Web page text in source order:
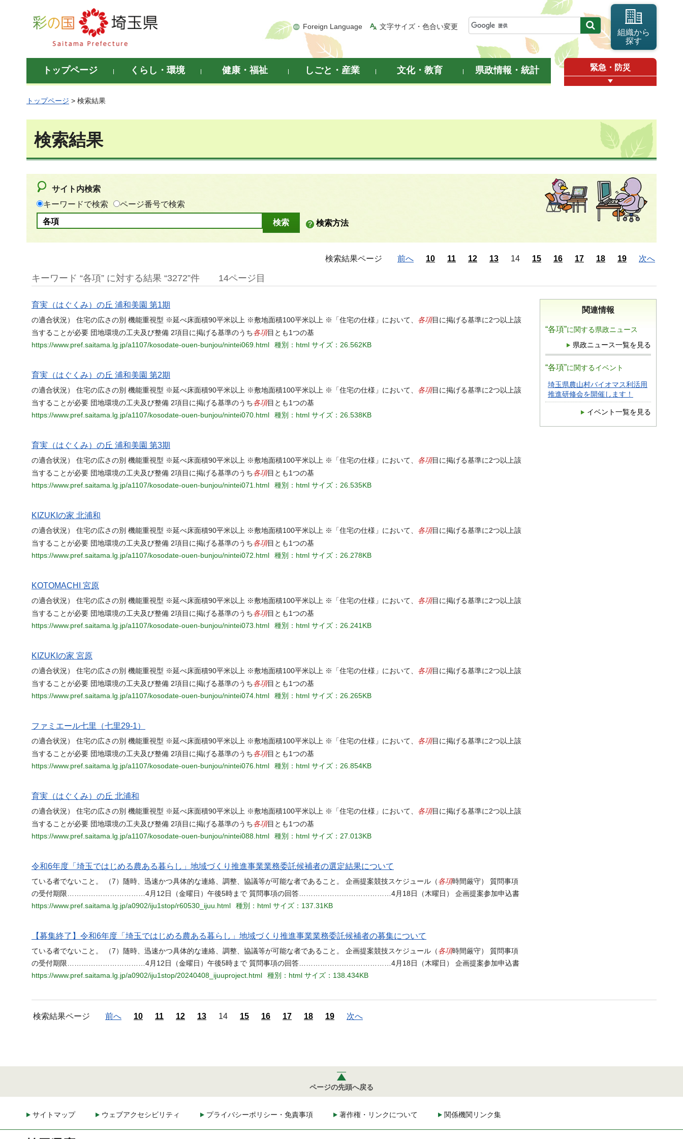
彩の国 埼玉県
Foreign Language 文字サイズ・色合い変更
組織から
探す
トップページ くらし・環境 健康・福祉 しごと・産業 文化・教育 県政情報・統計 緊急・防災
トップページ > 検索結果
検索結果
サイト内検索
キーワードで検索
ページ番号で検索
検索方法
検索結果ページ 前へ 10 11 12 13 14 15 16 17 18 19 次へ
キーワード “各項” に対する結果 “3272”件 14ページ目
関連情報
“各項”に関する県政ニュース
県政ニュース一覧を見る
“各項”に関するイベント
埼玉県農山村バイオマス利活用
推進研修会を開催します！
イベント一覧を見る
育実（はぐくみ）の丘 浦和美園 第1期
の適合状況） 住宅の広さの別 機能重視型 ※延べ床面積90平米以上 ※敷地面積100平米以上 ※「住宅の仕様」において、 各項目に掲げる基準に2つ以上該
当することが必要 団地環境の工夫及び整備 2項目に掲げる基準のうち各項目とも1つの基
https://www.pref.saitama.lg.jp/a1107/kosodate-ouen-bunjou/nintei069.html
種別：html サイズ：26.562KB
育実（はぐくみ）の丘 浦和美園 第2期
の適合状況） 住宅の広さの別 機能重視型 ※延べ床面積90平米以上 ※敷地面積100平米以上 ※「住宅の仕様」において、 各項目に掲げる基準に2つ以上該
当することが必要 団地環境の工夫及び整備 2項目に掲げる基準のうち各項目とも1つの基
https://www.pref.saitama.lg.jp/a1107/kosodate-ouen-bunjou/nintei070.html
種別：html サイズ：26.538KB
育実（はぐくみ）の丘 浦和美園 第3期
の適合状況） 住宅の広さの別 機能重視型 ※延べ床面積90平米以上 ※敷地面積100平米以上 ※「住宅の仕様」において、 各項目に掲げる基準に2つ以上該
当することが必要 団地環境の工夫及び整備 2項目に掲げる基準のうち各項目とも1つの基
https://www.pref.saitama.lg.jp/a1107/kosodate-ouen-bunjou/nintei071.html
種別：html サイズ：26.535KB
KIZUKIの家 北浦和
の適合状況） 住宅の広さの別 機能重視型 ※延べ床面積90平米以上 ※敷地面積100平米以上 ※「住宅の仕様」において、 各項目に掲げる基準に2つ以上該
当することが必要 団地環境の工夫及び整備 2項目に掲げる基準のうち各項目とも1つの基
https://www.pref.saitama.lg.jp/a1107/kosodate-ouen-bunjou/nintei072.html
種別：html サイズ：26.278KB
KOTOMACHI 宮原
の適合状況） 住宅の広さの別 機能重視型 ※延べ床面積90平米以上 ※敷地面積100平米以上 ※「住宅の仕様」において、 各項目に掲げる基準に2つ以上該
当することが必要 団地環境の工夫及び整備 2項目に掲げる基準のうち各項目とも1つの基
https://www.pref.saitama.lg.jp/a1107/kosodate-ouen-bunjou/nintei073.html
種別：html サイズ：26.241KB
KIZUKIの家 宮原
の適合状況） 住宅の広さの別 機能重視型 ※延べ床面積90平米以上 ※敷地面積100平米以上 ※「住宅の仕様」において、 各項目に掲げる基準に2つ以上該
当することが必要 団地環境の工夫及び整備 2項目に掲げる基準のうち各項目とも1つの基
https://www.pref.saitama.lg.jp/a1107/kosodate-ouen-bunjou/nintei074.html
種別：html サイズ：26.265KB
ファミエール七里（七里29-1）
の適合状況） 住宅の広さの別 機能重視型 ※延べ床面積90平米以上 ※敷地面積100平米以上 ※「住宅の仕様」において、 各項目に掲げる基準に2つ以上該
当することが必要 団地環境の工夫及び整備 2項目に掲げる基準のうち各項目とも1つの基
https://www.pref.saitama.lg.jp/a1107/kosodate-ouen-bunjou/nintei076.html
種別：html サイズ：26.854KB
育実（はぐくみ）の丘 北浦和
の適合状況） 住宅の広さの別 機能重視型 ※延べ床面積90平米以上 ※敷地面積100平米以上 ※「住宅の仕様」において、 各項目に掲げる基準に2つ以上該
当することが必要 団地環境の工夫及び整備 2項目に掲げる基準のうち各項目とも1つの基
https://www.pref.saitama.lg.jp/a1107/kosodate-ouen-bunjou/nintei088.html
種別：html サイズ：27.013KB
令和6年度「埼玉ではじめる農ある暮らし」地域づくり推進事業業務委託候補者の選定結果について
ている者でないこと。 （7）随時、迅速かつ具体的な連絡、調整、協議等が可能な者であること。 企画提案競技スケジュール（ 各項時間厳守） 質問事項
の受付期限……………………………4月12日（金曜日）午後5時まで 質問事項の回答…………………………………4月18日（木曜日） 企画提案参加申込書
https://www.pref.saitama.lg.jp/a0902/iju1stop/r60530_ijuu.html
種別：html サイズ：137.31KB
【募集終了】令和6年度「埼玉ではじめる農ある暮らし」地域づくり推進事業業務委託候補者の募集について
ている者でないこと。 （7）随時、迅速かつ具体的な連絡、調整、協議等が可能な者であること。 企画提案競技スケジュール（ 各項時間厳守） 質問事項
の受付期限……………………………4月12日（金曜日）午後5時まで 質問事項の回答…………………………………4月18日（木曜日） 企画提案参加申込書
https://www.pref.saitama.lg.jp/a0902/iju1stop/20240408_ijuuproject.html
種別：html サイズ：138.434KB
検索結果ページ 前へ 10 11 12 13 14 15 16 17 18 19 次へ
ページの先頭へ戻る
サイトマップ ウェブアクセシビリティ プライバシーポリシー・免責事項 著作権・リンクについて 関係機関リンク集